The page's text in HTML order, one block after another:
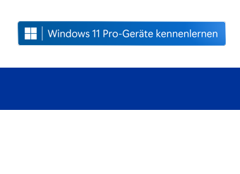
Warenkorb enthält 0 Positionen. Der